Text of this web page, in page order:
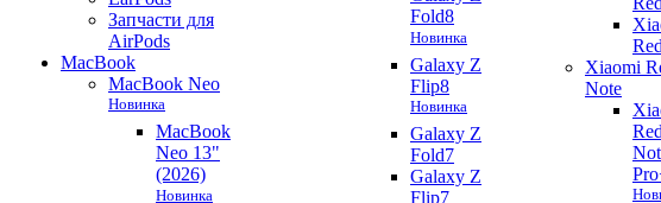
Запчасти для
AirPods
MacBook
MacBook Neo
Новинка
MacBook
Neo 13"
(2026)
Новинка
Fold8
Новинка
Galaxy Z
Flip8
Новинка
Galaxy Z
Fold7
Galaxy Z
Flip7
Xiaomi
Note